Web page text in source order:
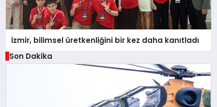
İzmir, bilimsel üretkenliğini bir kez daha kanıtladı
Son Dakika